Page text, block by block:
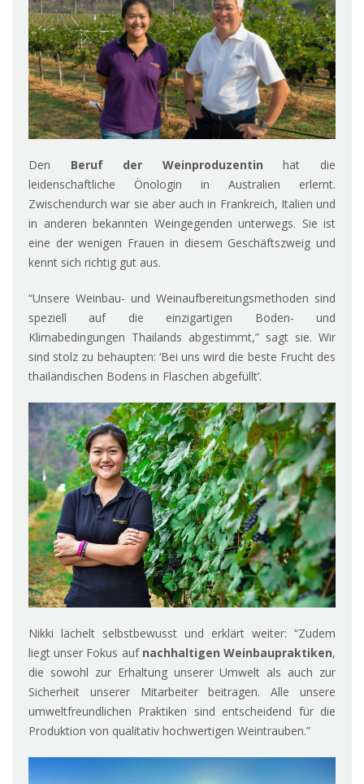
Den Beruf der Weinproduzentin hat die
leidenschaftliche Önologin in Australien erlernt.
Zwischendurch war sie aber auch in Frankreich, Italien und
in anderen bekannten Weingegenden unterwegs. Sie ist
eine der wenigen Frauen in diesem Geschäftszweig und
kennt sich richtig gut aus.
“Unsere Weinbau- und Weinaufbereitungsmethoden sind
speziell auf die einzigartigen Boden- und
Klimabedingungen Thailands abgestimmt,” sagt sie. Wir
sind stolz zu behaupten: ‘Bei uns wird die beste Frucht des
thailändischen Bodens in Flaschen abgefüllt’.
Nikki lächelt selbstbewusst und erklärt weiter: “Zudem
liegt unser Fokus auf nachhaltigen Weinbaupraktiken,
die sowohl zur Erhaltung unserer Umwelt als auch zur
Sicherheit unserer Mitarbeiter beitragen. Alle unsere
umweltfreundlichen Praktiken sind entscheidend für die
Produktion von qualitativ hochwertigen Weintrauben.”